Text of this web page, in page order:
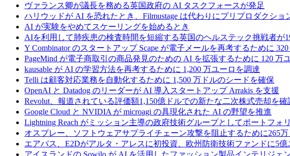
ヴァランス卿が議長を務める英国政府の AI タスクフォースが発足
ハリウッドが AI を恐れたとき、Filmustage は代わりにプリプロダクショ
AI が実験をやめてスケーリングを始めるとき
AIを利用して肺疾患の検査時間を短縮する英国のヘルステック挑戦者が
Y Combinator のスタートアップ Scape が電子メールを再考するために
PageMind が電子商取引の商品発見のための AI を拡張するために 120 万
kausable が AI の学習方法を再考するために 1,200 万ユーロを調達
Telli は顧客対応業務を自動化するために 1,500 万ドルのシードを確保
OpenAI と Datadog のリーダーが AI 導入スタートアップ Arrakis を支援
Revolut、報道されている評価額1,150億ドルでの新たな二次株式売却を確
Google Cloud と NVIDIA が microagi の具現化された AI の野望を推進
Lightning Reach がミッション主導の政府技術グループとしてポートフォ
オスプレー、ソフトウェアサプライチェーン攻撃を阻止するために265
エアバス、E2Dがアルタ・アレスに初投資、欧州防衛技術ファンドに5億
アイスランドの Sowilo が AI を活用したファッション製品インテリジ